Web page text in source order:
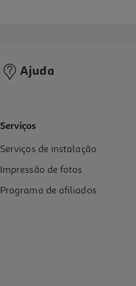
Ajuda
Serviços
Serviços de instalação
Impressão de fotos
Programa de afiliados